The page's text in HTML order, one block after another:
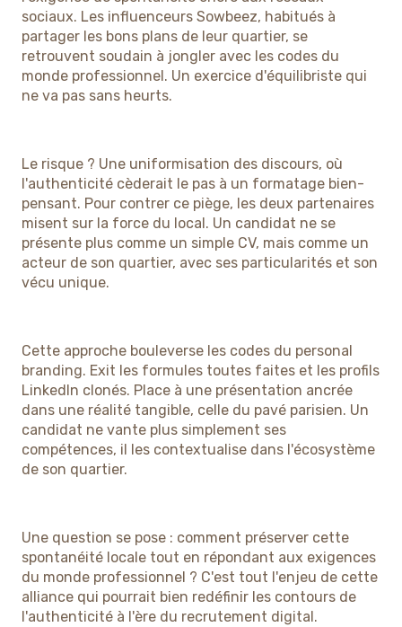
sociaux. Les influenceurs Sowbeez, habitués à
partager les bons plans de leur quartier, se
retrouvent soudain à jongler avec les codes du
monde professionnel. Un exercice d'équilibriste qui
ne va pas sans heurts.
Le risque ? Une uniformisation des discours, où
l'authenticité cèderait le pas à un formatage bien-
pensant. Pour contrer ce piège, les deux partenaires
misent sur la force du local. Un candidat ne se
présente plus comme un simple CV, mais comme un
acteur de son quartier, avec ses particularités et son
vécu unique.
Cette approche bouleverse les codes du personal
branding. Exit les formules toutes faites et les profils
LinkedIn clonés. Place à une présentation ancrée
dans une réalité tangible, celle du pavé parisien. Un
candidat ne vante plus simplement ses
compétences, il les contextualise dans l'écosystème
de son quartier.
Une question se pose : comment préserver cette
spontanéité locale tout en répondant aux exigences
du monde professionnel ? C'est tout l'enjeu de cette
alliance qui pourrait bien redéfinir les contours de
l'authenticité à l'ère du recrutement digital.